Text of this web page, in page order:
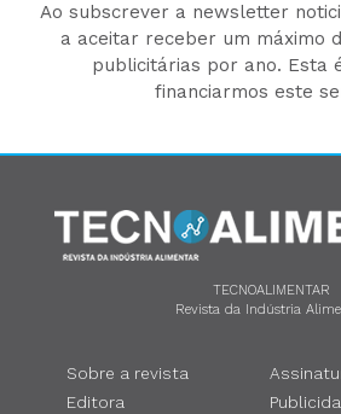
Ao subscrever a newsletter
a aceitar receber um máximo
publicitárias por ano. Esta
financiarmos este
TECNOALIMENTAR
Revista da Indústria
Sobre a revista
Editora